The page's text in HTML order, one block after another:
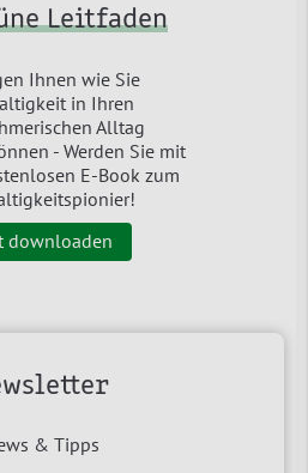
& Tipps
Leitfaden
Ihnen wie Sie
in Ihren
Alltag
- Werden Sie mit
E-Book zum
downloaden